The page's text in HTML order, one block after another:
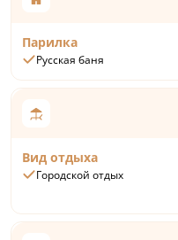
Парилка
Русская баня
Вид отдыха
Городской отдых